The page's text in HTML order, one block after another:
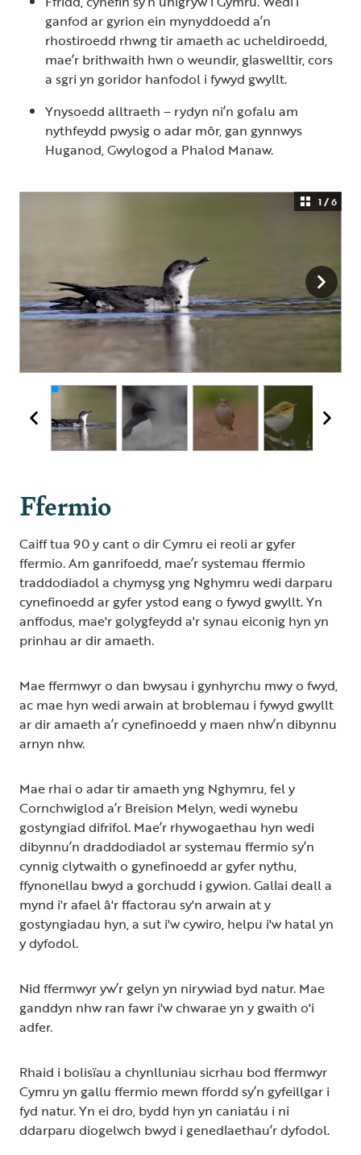
ganfod ar gyrion ein mynyddoedd a’n
rhostiroedd rhwng tir amaeth ac ucheldiroedd,
mae’r brithwaith hwn o weundir, glaswelltir, cors
a sgri yn goridor hanfodol i fywyd gwyllt.
Ynysoedd alltraeth – rydyn ni’n gofalu am
nythfeydd pwysig o adar môr, gan gynnwys
Huganod, Gwylogod a Phalod Manaw.
1 / 6
Ffermio
Caiff tua 90 y cant o dir Cymru ei reoli ar gyfer
ffermio. Am ganrifoedd, mae’r systemau ffermio
traddodiadol a chymysg yng Nghymru wedi darparu
cynefinoedd ar gyfer ystod eang o fywyd gwyllt. Yn
anffodus, mae'r golygfeydd a'r synau eiconig hyn yn
prinhau ar dir amaeth.
Mae ffermwyr o dan bwysau i gynhyrchu mwy o fwyd,
ac mae hyn wedi arwain at broblemau i fywyd gwyllt
ar dir amaeth a’r cynefinoedd y maen nhw’n dibynnu
arnyn nhw.
Mae rhai o adar tir amaeth yng Nghymru, fel y
Cornchwiglod a’r Breision Melyn, wedi wynebu
gostyngiad difrifol. Mae’r rhywogaethau hyn wedi
dibynnu’n draddodiadol ar systemau ffermio sy’n
cynnig clytwaith o gynefinoedd ar gyfer nythu,
ffynonellau bwyd a gorchudd i gywion. Gallai deall a
mynd i'r afael â'r ffactorau sy'n arwain at y
gostyngiadau hyn, a sut i'w cywiro, helpu i'w hatal yn
y dyfodol.
Nid ffermwyr yw’r gelyn yn nirywiad byd natur. Mae
ganddyn nhw ran fawr i'w chwarae yn y gwaith o'i
adfer.
Rhaid i bolisïau a chynlluniau sicrhau bod ffermwyr
Cymru yn gallu ffermio mewn ffordd sy’n gyfeillgar i
fyd natur. Yn ei dro, bydd hyn yn caniatáu i ni
ddarparu diogelwch bwyd i genedlaethau’r dyfodol.